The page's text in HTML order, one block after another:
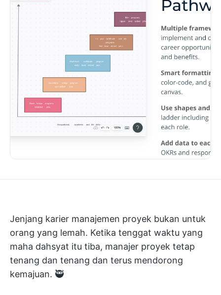
Jenjang karier manajemen proyek bukan untuk
orang yang lemah. Ketika tenggat waktu yang
maha dahsyat itu tiba, manajer proyek tetap
tenang dan tenang dan terus mendorong
kemajuan. 🥷